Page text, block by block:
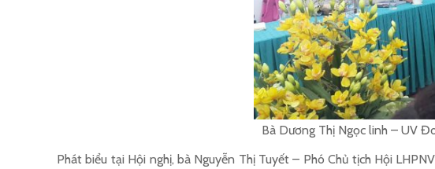
Bà Dương Thị Ngọc linh – UV
Phát biểu tại Hội nghị, bà Nguyễn Thị Tuyết – Phó Chủ tịch Hội